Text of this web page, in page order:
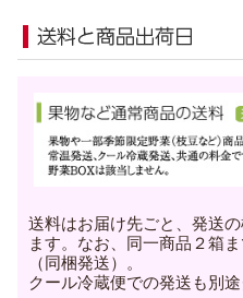
送料はお届け先ごと、発送
ます。なお、同一商品２箱
（同梱発送）。
クール冷蔵便での発送も別